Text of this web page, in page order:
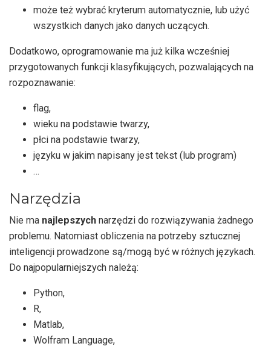
może też wybrać kryterum automatycznie, lub użyć
wszystkich danych jako danych uczących.
Dodatkowo, oprogramowanie ma już kilka wcześniej
przygotowanych funkcji klasyfikujących, pozwalających na
rozpoznawanie:
flag,
wieku na podstawie twarzy,
płci na podstawie twarzy,
języku w jakim napisany jest tekst (lub program)
…
Narzędzia
Nie ma najlepszych narzędzi do rozwiązywania żadnego
problemu. Natomiast obliczenia na potrzeby sztucznej
inteligencji prowadzone są/mogą być w różnych językach.
Do najpopularniejszych należą:
Python,
R,
Matlab,
Wolfram Language,